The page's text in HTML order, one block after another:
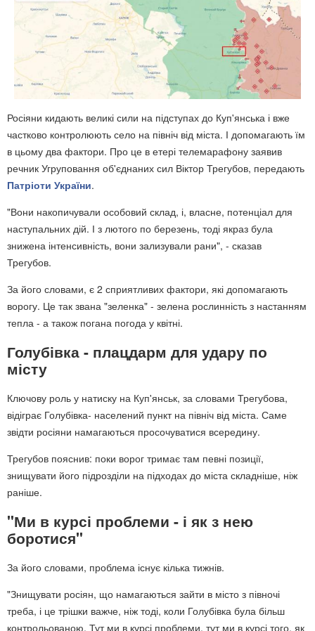
Росіяни кидають великі сили на підступах до Куп'янська і вже
частково контролюють село на північ від міста. І допомагають їм
в цьому два фактори. Про це в етері телемарафону заявив
речник Угруповання об'єднаних сил Віктор Трегубов, передають
Патріоти України.
"Вони накопичували особовий склад, і, власне, потенціал для
наступальних дій. І з лютого по березень, тоді якраз була
знижена інтенсивність, вони зализували рани", - сказав
Трегубов.
За його словами, є 2 сприятливих фактори, які допомагають
ворогу. Це так звана "зеленка" - зелена рослинність з настанням
тепла - а також погана погода у квітні.
Голубівка - плацдарм для удару по
місту
Ключову роль у натиску на Куп'янськ, за словами Трегубова,
відіграє Голубівка- населений пункт на північ від міста. Саме
звідти росіяни намагаються просочуватися всередину.
Трегубов пояснив: поки ворог тримає там певні позиції,
знищувати його підрозділи на підходах до міста складніше, ніж
раніше.
"Ми в курсі проблеми - і як з нею
боротися"
За його словами, проблема існує кілька тижнів.
"Знищувати росіян, що намагаються зайти в місто з півночі
треба, і це трішки важче, ніж тоді, коли Голубівка була більш
контрольованою. Тут ми в курсі проблеми, тут ми в курсі того, як